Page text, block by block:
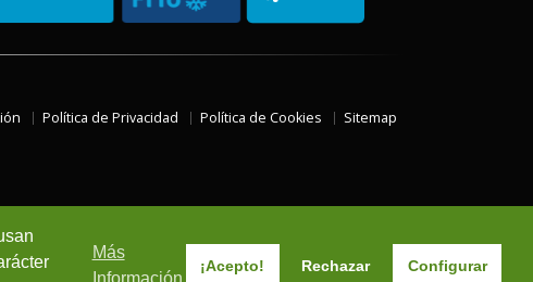
Más
Información
¡Acepto! Rechazar Configurar
Política de Privacidad Política de Cookies Sitemap